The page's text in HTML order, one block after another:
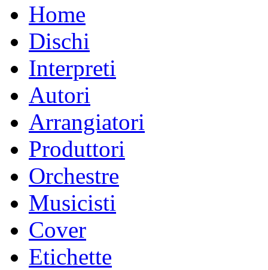
Home
Dischi
Interpreti
Autori
Arrangiatori
Produttori
Orchestre
Musicisti
Cover
Etichette